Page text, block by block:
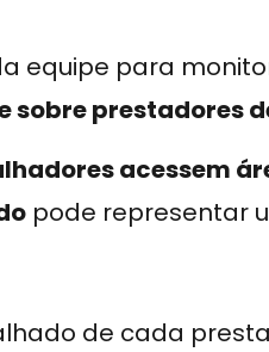
equipe para
sobre prestadores
acessem
pode representar
de cada